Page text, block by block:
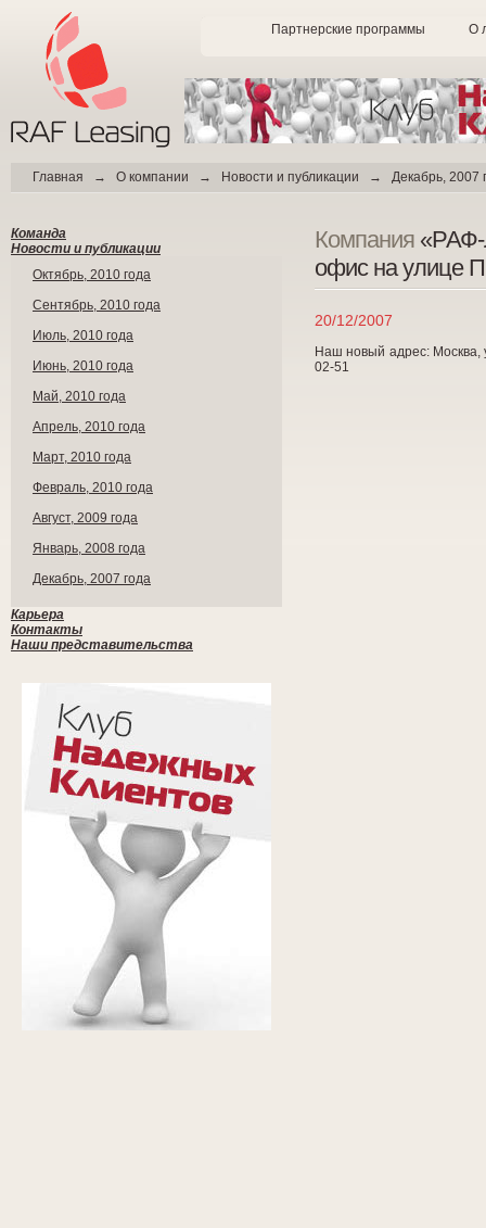
Партнерские программы О
Главная → О компании → Новости и публикации → Декабрь, 2007
Команда
Новости и публикации
Октябрь, 2010 года
Сентябрь, 2010 года
Июль, 2010 года
Июнь, 2010 года
Май, 2010 года
Апрель, 2010 года
Март, 2010 года
Февраль, 2010 года
Август, 2009 года
Январь, 2008 года
Декабрь, 2007 года
Карьера
Контакты
Наши представительства
Компания «РАФ-
офис на улице
20/12/2007
Наш новый адрес: Москва,
02-51